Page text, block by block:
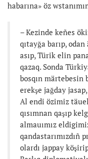
habarına» öz
– Kezinde keñes
qıtayğa barıp,
asıp, Türik elin
qazaq. Sonda
bosqın
erekşe jağday
Al endi özimiz
qısımnan qaşıp
almauımız
qandastarımızdıñ
olardı jappay